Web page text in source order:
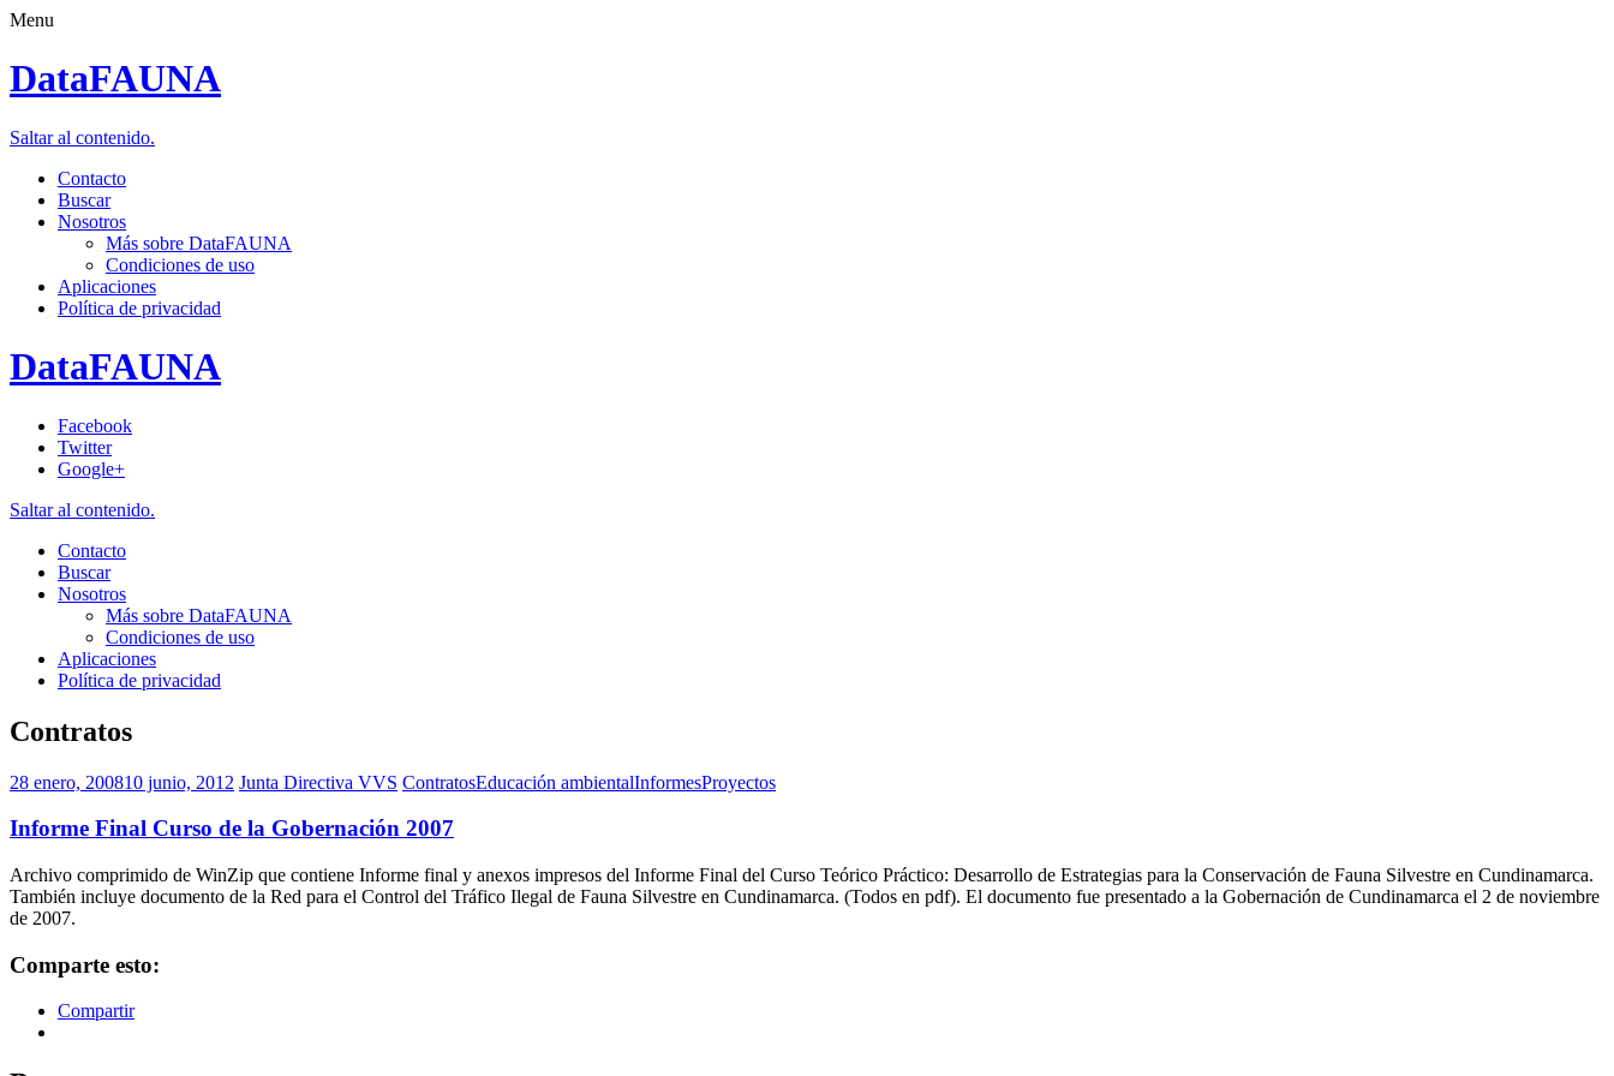
Menu
DataFAUNA
Saltar al contenido.
Contacto
Buscar
Nosotros
Más sobre DataFAUNA
Condiciones de uso
Aplicaciones
Política de privacidad
DataFAUNA
Facebook
Twitter
Google+
Saltar al contenido.
Contacto
Buscar
Nosotros
Más sobre DataFAUNA
Condiciones de uso
Aplicaciones
Política de privacidad
Contratos
28 enero, 200810 junio, 2012 Junta Directiva VVS ContratosEducación ambientalInformesProyectos
Informe Final Curso de la Gobernación 2007
Archivo comprimido de WinZip que contiene Informe final y anexos impresos del Informe Final del Curso Teórico Práctico: Desarrollo de Estrategias para la Conservación de Fauna Silvestre en Cundinamarca.
También incluye documento de la Red para el Control del Tráfico Ilegal de Fauna Silvestre en Cundinamarca. (Todos en pdf). El documento fue presentado a la Gobernación de Cundinamarca el 2 de noviembre
de 2007.
Comparte esto:
Compartir